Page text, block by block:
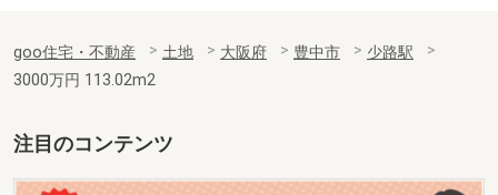
goo住宅・不動産 土地 大阪府 豊中市
少路駅
3000万円 113.02m2
注目のコンテンツ